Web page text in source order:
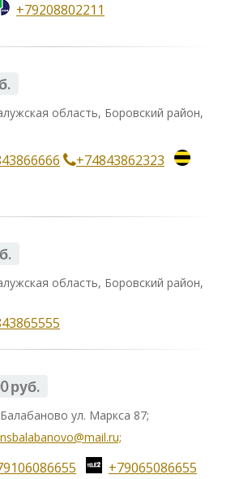
+79208802211
область, Боровский район,
+74843862323
область, Боровский район,
руб.
ул. Маркса 87;
+79065086655